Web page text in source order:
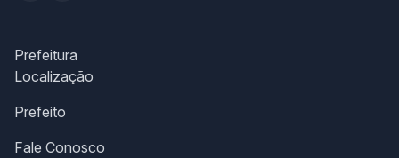
Prefeitura
Localização
Prefeito
Fale Conosco